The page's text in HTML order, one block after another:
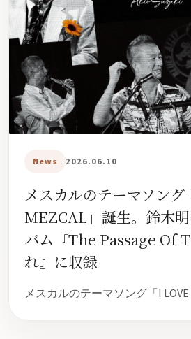
News 2026.06.10
メスカルのテーマソン
MEZCAL」誕生。鈴木
バム『The Passage Of
れ』に収録
メスカルのテーマソング「I